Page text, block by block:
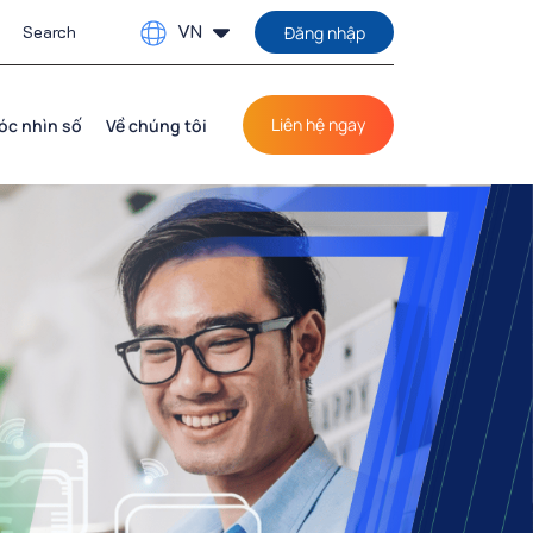
VN Đăng nhập
nhìn số Về chúng tôi Liên hệ ngay